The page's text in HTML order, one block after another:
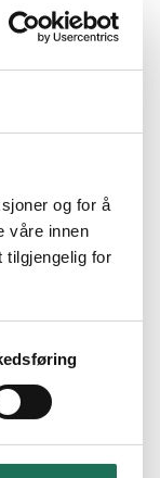
og for å
våre innen
tilgjengelig for